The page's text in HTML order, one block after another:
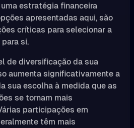
estratégia financeira
apresentadas aqui, são
críticas para selecionar a
si.
de diversificação da sua
aumenta significativamente a
sua escolha à medida que as
se tornam mais
participações em
têm mais